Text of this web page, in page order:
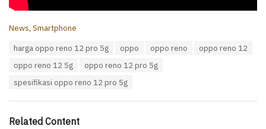
C
s
News, Smartphone
harga oppo reno 12 pro 5g oppo oppo reno
oppo reno 12
oppo reno 12 5g
oppo reno 12 pro 5g
spesifikasi oppo reno 12 pro 5g
Related Content